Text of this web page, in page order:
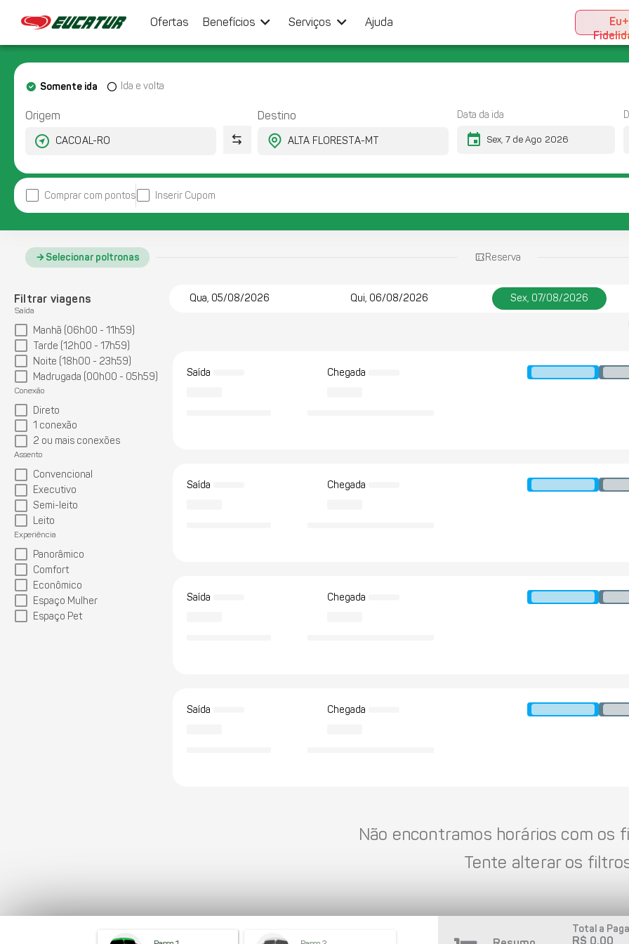
Ofertas Benefícios keyboard_arrow_down Serviços keyboard_arrow_down Ajuda
Eu+
Origem Destino
Somente ida Ida e volta
Data da ida
event
Comprar com pontos Inserir Cupom
Selecionar poltronas Reserva
Filtrar viagens
Saída
Manhã (06h00 - 11h59)
Tarde (12h00 - 17h59)
Noite (18h00 - 23h59)
Madrugada (00h00 - 05h59)
Conexão
Direto
1 conexão
2 ou mais conexões
Assento
Convencional
Executivo
Semi-leito
Leito
Experiência
Panorâmico
Comfort
Econômico
Espaço Mulher
Espaço Pet
Qua, 05/08/2026 Qui, 06/08/2026 Sex, 07/08/2026
Saída Chegada
Saída Chegada
Saída Chegada
Saída Chegada
Não encontramos horários com os
Tente alterar os
Total a
R$ 0,00